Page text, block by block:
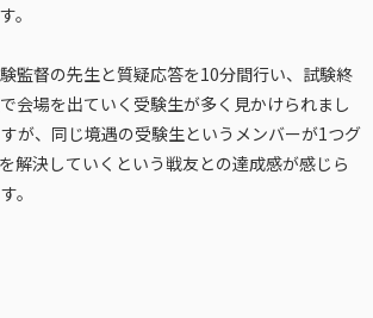
。
監督の先生と質疑応答を10分間行い、試験終
会場を出ていく受験生が多く見かけられまし
が、同じ境遇の受験生というメンバーが1つグ
解決していくという戦友との達成感が感じら
。